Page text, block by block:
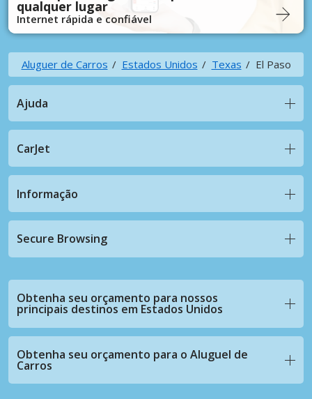
qualquer lugar
Internet rápida e confiável
Aluguer de Carros Estados Unidos Texas El Paso
Ajuda
CarJet
Informação
Secure Browsing
Obtenha seu orçamento para nossos
principais destinos em Estados Unidos
Obtenha seu orçamento para o Aluguel de
Carros